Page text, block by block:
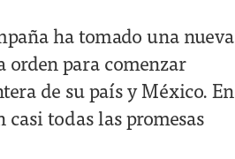
ha tomado una nueva
para comenzar
de su país y México. En
todas las promesas